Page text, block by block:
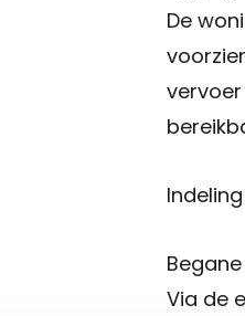
De
Indeling
Via de